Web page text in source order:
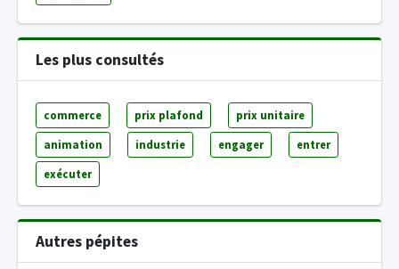
Les plus consultés
commerce prix plafond prix unitaire
animation industrie engager entrer
exécuter
Autres pépites